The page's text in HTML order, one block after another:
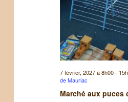
Marché aux puces
7 février, 2027 à 8h00-
de Mauriac